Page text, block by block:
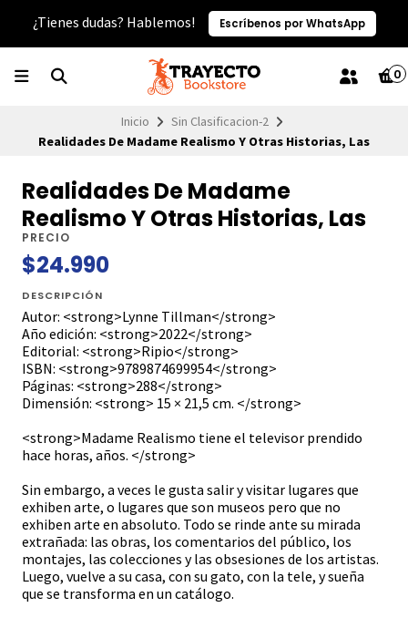
¿Tienes dudas? Hablemos! Escríbenos por WhatsApp
0
Inicio
Sin Clasificacion-2
Realidades De Madame Realismo Y Otras Historias, Las
Realidades De Madame
Realismo Y Otras Historias, Las
PRECIO
$24.990
DESCRIPCIÓN
Autor: <strong>Lynne Tillman</strong>
Año edición: <strong>2022</strong>
Editorial: <strong>Ripio</strong>
ISBN: <strong>9789874699954</strong>
Páginas: <strong>288</strong>
Dimensión: <strong> 15 × 21,5 cm. </strong>
<strong>Madame Realismo tiene el televisor prendido
hace horas, años. </strong>
Sin embargo, a veces le gusta salir y visitar lugares que
exhiben arte, o lugares que son museos pero que no
exhiben arte en absoluto. Todo se rinde ante su mirada
extrañada: las obras, los comentarios del público, los
montajes, las colecciones y las obsesiones de los artistas.
Luego, vuelve a su casa, con su gato, con la tele, y sueña
que se transforma en un catálogo.